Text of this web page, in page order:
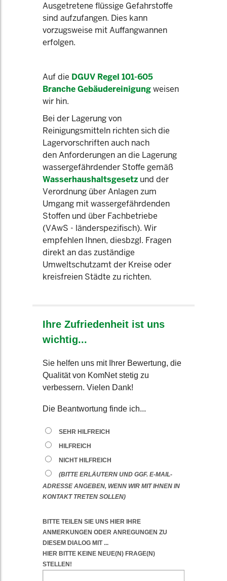
Ausgetretene flüssige Gefahrstoffe
sind aufzufangen. Dies kann
vorzugsweise mit Auffangwannen
erfolgen.
Auf die DGUV Regel 101-605
Branche Gebäudereinigungweisen
wir hin.
Bei der Lagerung von
Reinigungsmitteln richten sich die
Lagervorschriften auch nach
den Anforderungen an die Lagerung
wassergefährdender Stoffe gemäß
Wasserhaushaltsgesetzund der
Verordnung über Anlagen zum
Umgang mit wassergefährdenden
Stoffen und über Fachbetriebe
(VAwS - länderspezifisch). Wir
empfehlen Ihnen, diesbzgl. Fragen
direkt an das zuständige
Umweltschutzamt der Kreise oder
kreisfreien Städte zu richten.